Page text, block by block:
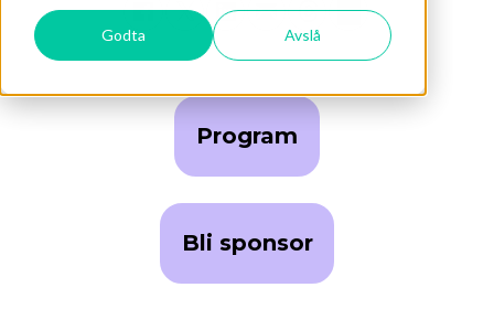
Godta Avslå
Program
Bli sponsor